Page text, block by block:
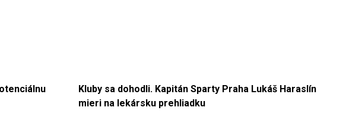
Kluby sa dohodli. Kapitán Sparty Praha Lukáš Haraslín
mieri na lekársku prehliadku